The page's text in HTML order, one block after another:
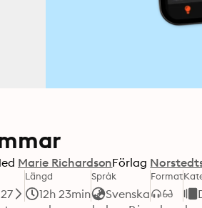
Marie RichardsonFörlag
Längd
12h 23min
Språk
Svenska
Format